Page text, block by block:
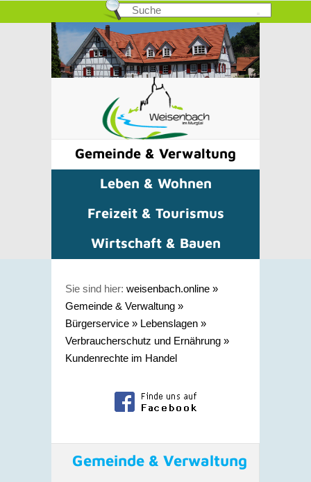
Gemeinde & Verwaltung
Leben & Wohnen
Freizeit & Tourismus
Wirtschaft & Bauen
Sie sind hier: weisenbach.online »
Gemeinde & Verwaltung »
Bürgerservice » Lebenslagen »
Verbraucherschutz und Ernährung »
Kundenrechte im Handel
Gemeinde & Verwaltung